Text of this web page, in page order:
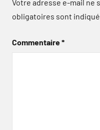
Votre adresse e-mail ne
obligatoires sont
Commentaire*